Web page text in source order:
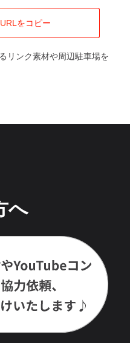
をコピー
リンク素材や周辺駐車場を
へ